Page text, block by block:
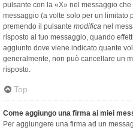
pulsante con la «X» nel messaggio
messaggio (a volte solo per un limitato
premendo il pulsante modifica nel
risposto al tuo messaggio, quando
aggiunto dove viene indicato quante
generalmente, non può cancellare un
risposto.
Top
Come aggiungo una firma ai miei
Per aggiungere una firma ad un